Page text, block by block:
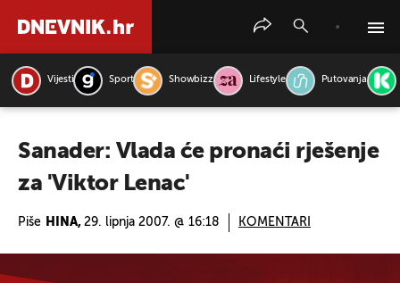
Vijesti Sport Showbizz Lifestyle Putovanja
Sanader: Vlada će pronaći rješenje
za 'Viktor Lenac'
Piše HINA, 29. lipnja 2007. @ 16:18 KOMENTARI
PRETRAŽITE VIJESTI